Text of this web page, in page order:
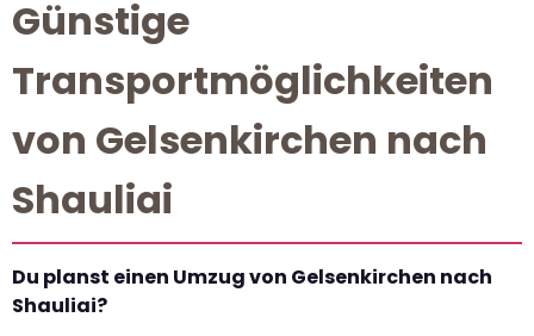
Günstige
Transportmöglichkeiten
von Gelsenkirchen nach
Shauliai
Du planst einen Umzug von Gelsenkirchen nach
Shauliai?